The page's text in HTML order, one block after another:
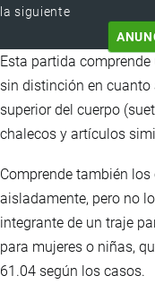
la siguiente
Esta partida
sin distinción en cuanto
superior del cuerpo
chalecos y artículos
Comprende también
aisladamente, pero no
integrante de un traje
para mujeres o niñas,
61.04 según los casos.